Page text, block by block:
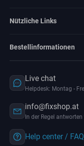
Nützliche Links
Bestellinformationen
Live chat
Helpdesk: Montag -
info@fixshop.at
In der Regel
Help center / FAQ